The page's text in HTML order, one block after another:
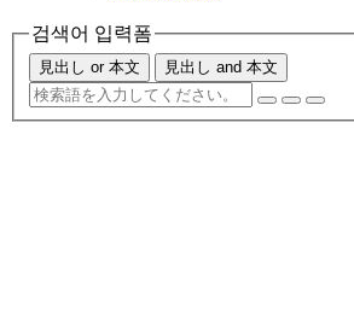
검색어 입력폼
見出し or 本文 見出し and 本文